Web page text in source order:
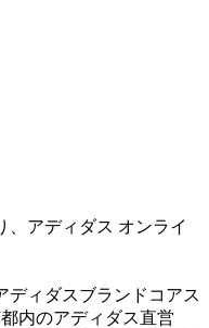
、アディダス オンライ
ディダスブランドコアス
内のアディダス直営